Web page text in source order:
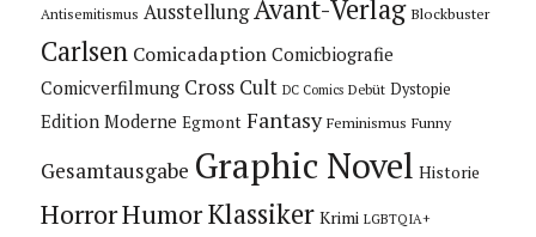
Antisemitismus Ausstellung Avant-Verlag Blockbuster
Carlsen Comicadaption Comicbiografie
Comicverfilmung Cross Cult DC Comics Debüt Dystopie
Edition Moderne Egmont Fantasy Feminismus Funny
Gesamtausgabe Graphic Novel Historie
HorrorHumorKlassiker Krimi LGBTQIA+